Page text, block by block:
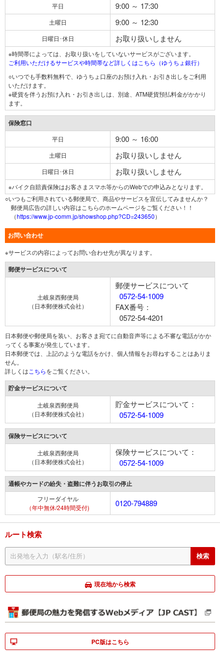
平日 9:00 ～ 17:30
土曜日 9:00 ～ 12:30
日曜日･休日 お取り扱いしません
※時間帯によっては、お取り扱いをしていないサービスがございます。
ご利用いただけるサービスや時間帯など詳しくはこちら（ゆうちょ銀行）
○いつでも手数料無料で、ゆうちょ口座のお預け入れ・お引き出しをご利用
いただけます。
※硬貨を伴うお預け入れ・お引き出しは、別途、ATM硬貨預払料金がかかり
ます。
保険窓口
平日 9:00 ～ 16:00
土曜日 お取り扱いしません
日曜日･休日 お取り扱いしません
※バイク自賠責保険はお客さまスマホ等からのWebでの申込みとなります。
○いつもご利用されている郵便局で、商品やサービスを宣伝してみませんか？
郵便局広告の詳しい内容はこちらのホームページをご覧ください！！
（https://www.jp-comm.jp/showshop.php?CD=243650）
お問い合わせ
※サービスの内容によってお問い合わせ先が異なります。
郵便サービスについて
土岐泉西郵便局
（日本郵便株式会社）
郵便サービスについて
0572-54-1009
FAX番号：
0572-54-4201
日本郵便や郵便局を装い、お客さま宛てに自動音声等による不審な電話がかか
ってくる事案が発生しています。
日本郵便では、上記のような電話をかけ、個人情報をお尋ねすることはありま
せん。
詳しくは こちらをご覧ください。
貯金サービスについて
土岐泉西郵便局
（日本郵便株式会社）
貯金サービスについて：
0572-54-1009
保険サービスについて
土岐泉西郵便局
（日本郵便株式会社）
保険サービスについて：
0572-54-1009
通帳やカードの紛失・盗難に伴うお取引の停止
フリーダイヤル
（年中無休/24時間受付)
0120-794889
ルート検索
現在地から検索
PC版はこちら